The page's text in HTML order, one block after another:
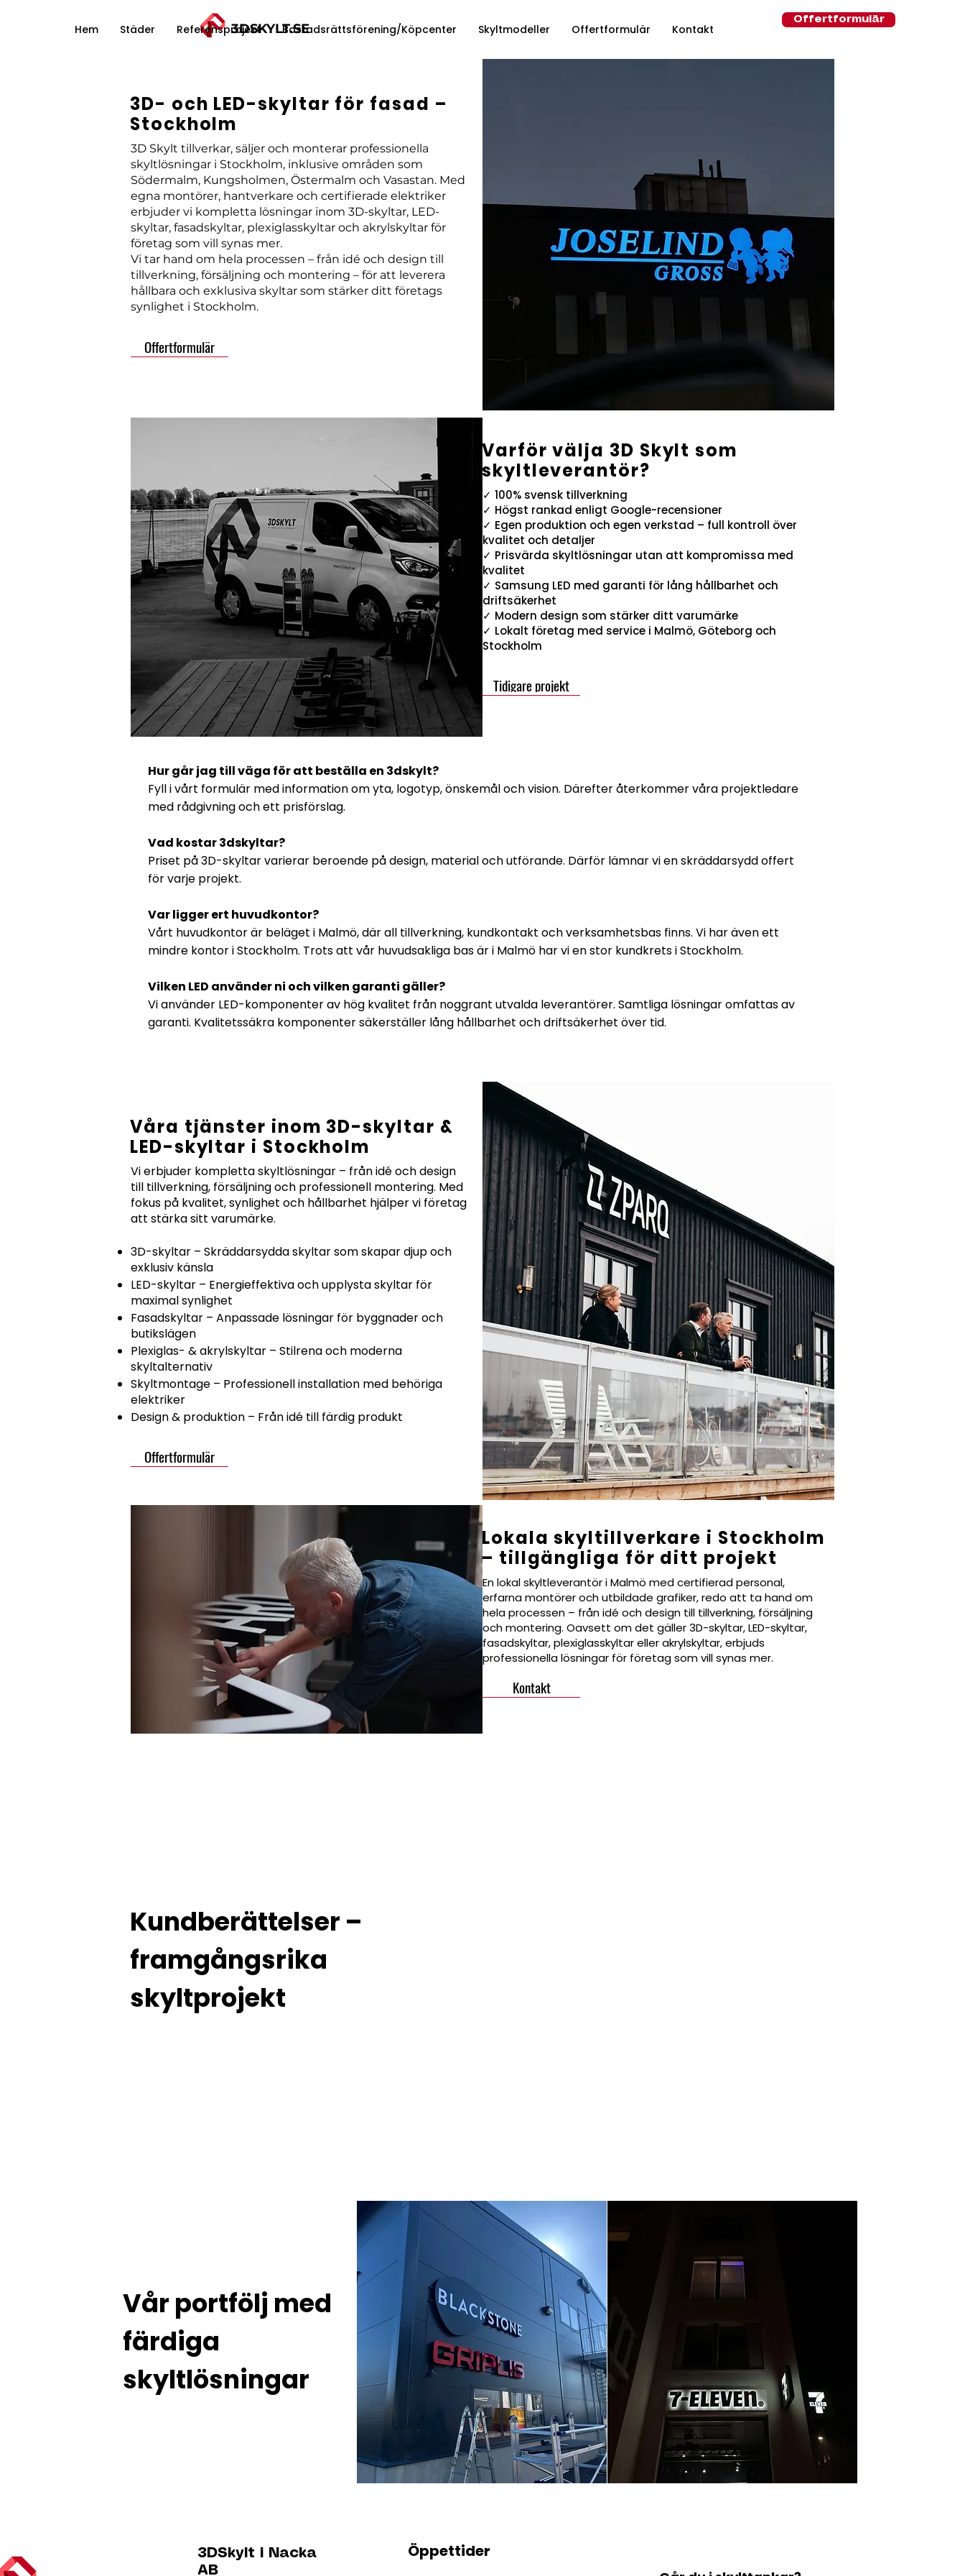
3DSKYLT.SE
Hem Städer Referensprojekt Bostadsrättsförening/Köpcenter Skyltmodeller Offertformulär Kontakt
Offertformulär
3D- och LED-skyltar för fasad –
Stockholm
3D Skylt tillverkar, säljer och monterar professionella
skyltlösningar i Stockholm, inklusive områden som
Södermalm, Kungsholmen, Östermalm och Vasastan. Med
egna montörer, hantverkare och certifierade elektriker
erbjuder vi kompletta lösningar inom 3D-skyltar, LED-
skyltar, fasadskyltar, plexiglasskyltar och akrylskyltar för
företag som vill synas mer.
Vi tar hand om hela processen – från idé och design till
tillverkning, försäljning och montering – för att leverera
hållbara och exklusiva skyltar som stärker ditt företags
synlighet i Stockholm.
Offertformulär
Varför välja 3D Skylt som
skyltleverantör?
✓ 100% svensk tillverkning
✓ Högst rankad enligt Google-recensioner
✓ Egen produktion och egen verkstad – full kontroll över
kvalitet och detaljer
✓ Prisvärda skyltlösningar utan att kompromissa med
kvalitet
✓ Samsung LED med garanti för lång hållbarhet och
driftsäkerhet
✓ Modern design som stärker ditt varumärke
✓ Lokalt företag med service i Malmö, Göteborg och
Stockholm
Tidigare projekt
Hur går jag till väga för att beställa en 3dskylt?
Fyll i vårt formulär med information om yta, logotyp, önskemål och vision. Därefter återkommer våra projektledare
med rådgivning och ett prisförslag.
Vad kostar 3dskyltar?
Priset på 3D-skyltar varierar beroende på design, material och utförande. Därför lämnar vi en skräddarsydd offert
för varje projekt.
Var ligger ert huvudkontor?
Vårt huvudkontor är beläget i Malmö, där all tillverkning, kundkontakt och verksamhetsbas finns. Vi har även ett
mindre kontor i Stockholm. Trots att vår huvudsakliga bas är i Malmö har vi en stor kundkrets i Stockholm.
Vilken LED använder ni och vilken garanti gäller?
Vi använder LED-komponenter av hög kvalitet från noggrant utvalda leverantörer. Samtliga lösningar omfattas av
garanti. Kvalitetssäkra komponenter säkerställer lång hållbarhet och driftsäkerhet över tid.
Våra tjänster inom 3D-skyltar &
LED-skyltar i Stockholm
Vi erbjuder kompletta skyltlösningar – från idé och design
till tillverkning, försäljning och professionell montering. Med
fokus på kvalitet, synlighet och hållbarhet hjälper vi företag
att stärka sitt varumärke.
3D-skyltar – Skräddarsydda skyltar som skapar djup och
exklusiv känsla
LED-skyltar – Energieffektiva och upplysta skyltar för
maximal synlighet
Fasadskyltar – Anpassade lösningar för byggnader och
butikslägen
Plexiglas- & akrylskyltar – Stilrena och moderna
skyltalternativ
Skyltmontage – Professionell installation med behöriga
elektriker
Design & produktion – Från idé till färdig produkt
Offertformulär
Lokala skyltillverkare i Stockholm
– tillgängliga för ditt projekt
En lokal skyltleverantör i Malmö med certifierad personal,
erfarna montörer och utbildade grafiker, redo att ta hand om
hela processen – från idé och design till tillverkning, försäljning
och montering. Oavsett om det gäller 3D-skyltar, LED-skyltar,
fasadskyltar, plexiglasskyltar eller akrylskyltar, erbjuds
professionella lösningar för företag som vill synas mer.
Kontakt
Kundberättelser –
framgångsrika
skyltprojekt
Vår portfölj med
färdiga
skyltlösningar
3DSkylt i Nacka
AB
Öppettider